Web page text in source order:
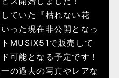
ていた『枯れない花
った現在非公開となっ
MUSiX51で販売して
可能となる予定です！
の過去の写真やレアな